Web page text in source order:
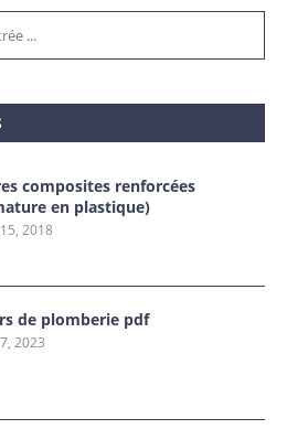
composites renforcées
en plastique)
2018
de plomberie pdf
2023